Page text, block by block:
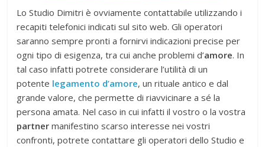
Lo Studio Dimitri è ovviamente contattabile utilizzando i
recapiti telefonici indicati sul sito web. Gli operatori
saranno sempre pronti a fornirvi indicazioni precise per
ogni tipo di esigenza, tra cui anche problemi d’amore. In
tal caso infatti potrete considerare l’utilità di un
potente legamento d’amore, un rituale antico e dal
grande valore, che permette di riavvicinare a sé la
persona amata. Nel caso in cui infatti il vostro o la vostra
partner manifestino scarso interesse nei vostri
confronti, potrete contattare gli operatori dello Studio e